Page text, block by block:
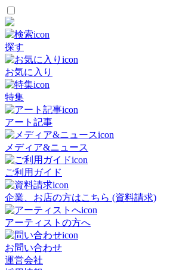
探す
お気に入り
特集
アート記事
メディア&ニュース
ご利用ガイド
企業、お店の方はこちら (資料請求)
アーティストの方へ
お問い合わせ
運営会社